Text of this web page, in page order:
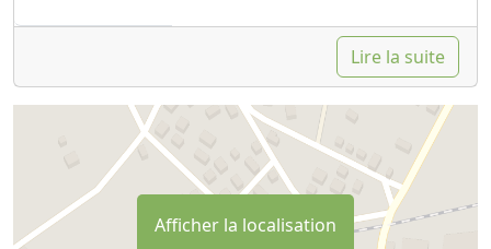
Lire la suite
Afficher la localisation